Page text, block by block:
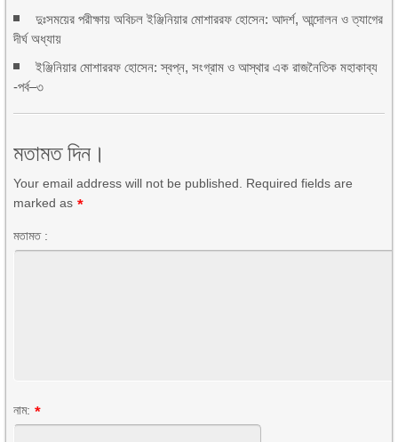
দুঃসময়ের পরীক্ষায় অবিচল ইঞ্জিনিয়ার মোশাররফ হোসেন: আদর্শ, আন্দোলন ও ত্যাগের
দীর্ঘ অধ্যায়
ইঞ্জিনিয়ার মোশাররফ হোসেন: স্বপ্ন, সংগ্রাম ও আস্থার এক রাজনৈতিক মহাকাব্য
-পর্ব–৩
মতামত দিন।
Your email address will not be published. Required fields are
marked as *
মতামত :
নাম: *